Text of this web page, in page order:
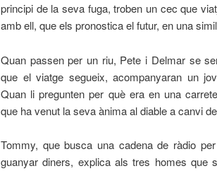
principi de la seva fuga, troben un cec que
amb ell, que els pronostica el futur, en una
Quan passen per un riu, Pete i Delmar se
que el viatge segueix, acompanyaran un
Quan li pregunten per què era en una
que ha venut la seva ànima al diable a canvi
Tommy, que busca una cadena de ràdio
guanyar diners, explica als tres homes que